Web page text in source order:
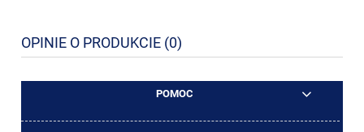
OPINIE O PRODUKCIE (0)
POMOC